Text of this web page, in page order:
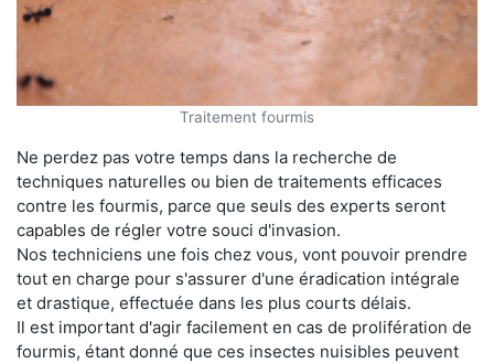
Traitement fourmis
Ne perdez pas votre temps dans la recherche de
techniques naturelles ou bien de traitements efficaces
contre les fourmis, parce que seuls des experts seront
capables de régler votre souci d'invasion.
Nos techniciens une fois chez vous, vont pouvoir prendre
tout en charge pour s'assurer d'une éradication intégrale
et drastique, effectuée dans les plus courts délais.
Il est important d'agir facilement en cas de prolifération de
fourmis, étant donné que ces insectes nuisibles peuvent